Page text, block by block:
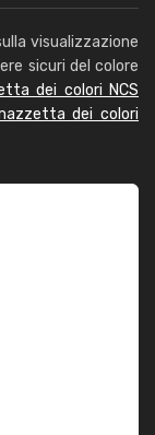
visualizzazione
sicuri del colore
dei colori NCS
dei colori